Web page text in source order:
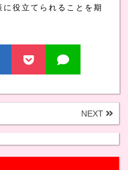
役立てられることを期
NEXT